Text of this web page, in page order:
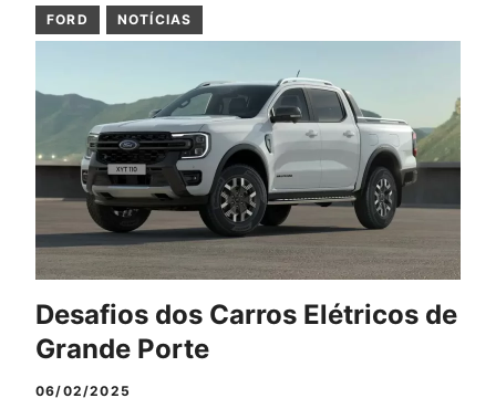
FORD NOTÍCIAS
Desafios dos Carros Elétricos de
Grande Porte
06/02/2025